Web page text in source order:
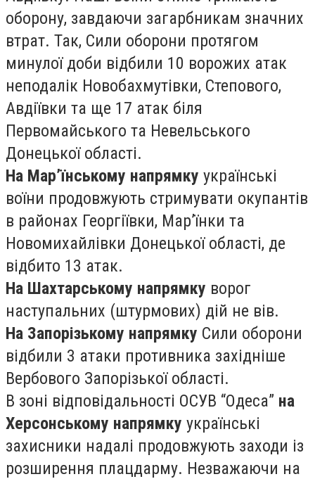
оборону, завдаючи загарбникам значних
втрат. Так, Сили оборони протягом
минулої доби відбили 10 ворожих атак
неподалік Новобахмутівки, Степового,
Авдіївки та ще 17 атак біля
Первомайського та Невельського
Донецької області.
На Мар’їнському напрямку українські
воїни продовжують стримувати окупантів
в районах Георгіївки, Мар’їнки та
Новомихайлівки Донецької області, де
відбито 13 атак.
На Шахтарському напрямку ворог
наступальних (штурмових) дій не вів.
На Запорізькому напрямку Сили оборони
відбили 3 атаки противника західніше
Вербового Запорізької області.
В зоні відповідальності ОСУВ “Одеса” на
Херсонському напрямку українські
захисники надалі продовжують заходи із
розширення плацдарму. Незважаючи на